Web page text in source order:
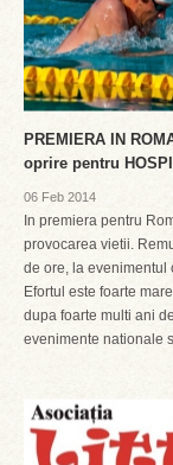
PREMIERA IN
oprire pentru
06 Feb 2014
In premiera pentru
provocarea vietii.
de ore, la evenimentul
Efortul este foarte
dupa foarte multi ani
evenimente nationale